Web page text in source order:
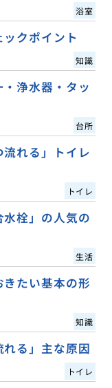
浴室
クポイント
知識
浄水器・タッ
台所
れる」トイレ
トイレ
栓」の人気の
生活
たい基本の形
知識
る」主な原因
トイレ